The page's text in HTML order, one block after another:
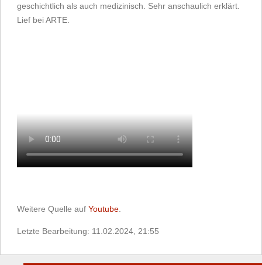
geschichtlich als auch medizinisch. Sehr anschaulich erklärt.
Lief bei ARTE.
Weitere Quelle auf Youtube
Letzte Bearbeitung: 11.02.2024, 21:55